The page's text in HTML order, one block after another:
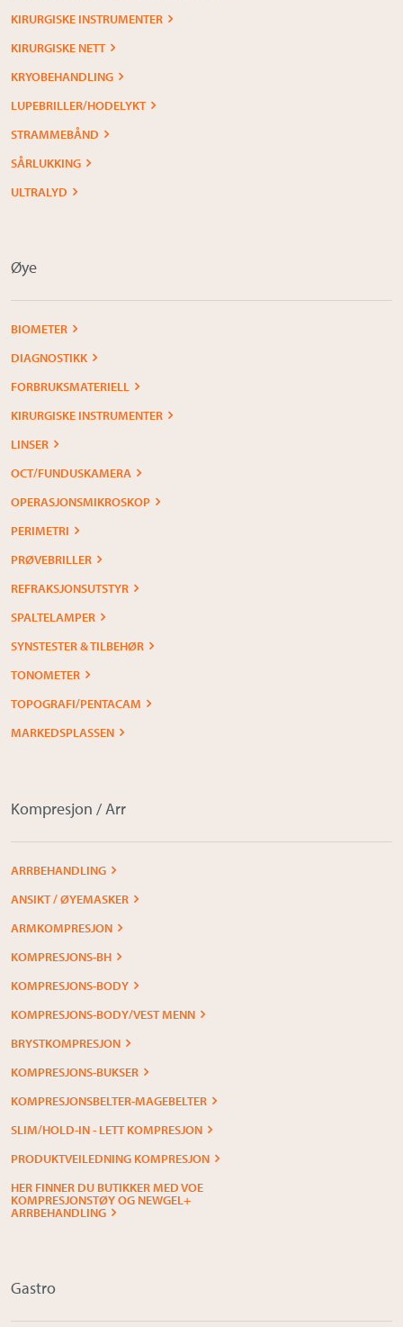
KIRURGISKE INSTRUMENTER
KIRURGISKE NETT
KRYOBEHANDLING
LUPEBRILLER/HODELYKT
STRAMMEBÅND
SÅRLUKKING
ULTRALYD
Øye
BIOMETER
DIAGNOSTIKK
FORBRUKSMATERIELL
KIRURGISKE INSTRUMENTER
LINSER
OCT/FUNDUSKAMERA
OPERASJONSMIKROSKOP
PERIMETRI
PRØVEBRILLER
REFRAKSJONSUTSTYR
SPALTELAMPER
SYNSTESTER & TILBEHØR
TONOMETER
TOPOGRAFI/PENTACAM
MARKEDSPLASSEN
Kompresjon / Arr
ARRBEHANDLING
ANSIKT / ØYEMASKER
ARMKOMPRESJON
KOMPRESJONS-BH
KOMPRESJONS-BODY
KOMPRESJONS-BODY/VEST MENN
BRYSTKOMPRESJON
KOMPRESJONS-BUKSER
KOMPRESJONSBELTER-MAGEBELTER
SLIM/HOLD-IN - LETT KOMPRESJON
PRODUKTVEILEDNING KOMPRESJON
HER FINNER DU BUTIKKER MED VOE
KOMPRESJONSTØY OG NEWGEL+
ARRBEHANDLING
Gastro